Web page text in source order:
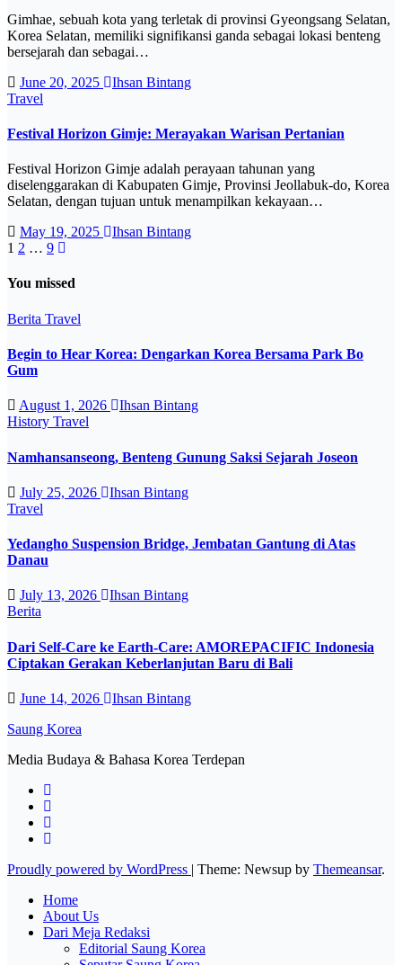
Gimhae, sebuah kota yang terletak di provinsi Gyeongsang Selatan,
Korea Selatan, memiliki signifikansi ganda sebagai lokasi benteng
bersejarah dan sebagai…
June 20, 2025
Ihsan Bintang
Travel
Festival Horizon Gimje: Merayakan Warisan Pertanian
Festival Horizon Gimje adalah perayaan tahunan yang
diselenggarakan di Kabupaten Gimje, Provinsi Jeollabuk-do, Korea
Selatan, dengan tujuan untuk menampilkan kekayaan…
May 19, 2025
Ihsan Bintang
Posts
pagination
1 2 … 9
You missed
Berita Travel
Begin to Hear Korea: Dengarkan Korea Bersama Park Bo
Gum
August 1, 2026
Ihsan Bintang
History Travel
Namhansanseong, Benteng Gunung Saksi Sejarah Joseon
July 25, 2026
Ihsan Bintang
Travel
Yedangho Suspension Bridge, Jembatan Gantung di Atas
Danau
July 13, 2026
Ihsan Bintang
Berita
Dari Self-Care ke Earth-Care: AMOREPACIFIC Indonesia
Ciptakan Gerakan Keberlanjutan Baru di Bali
June 14, 2026
Ihsan Bintang
Saung Korea
Media Budaya & Bahasa Korea Terdepan
Proudly powered by WordPress | Theme: Newsup by Themeansar.
Home
About Us
Dari Meja Redaksi
Editorial Saung Korea